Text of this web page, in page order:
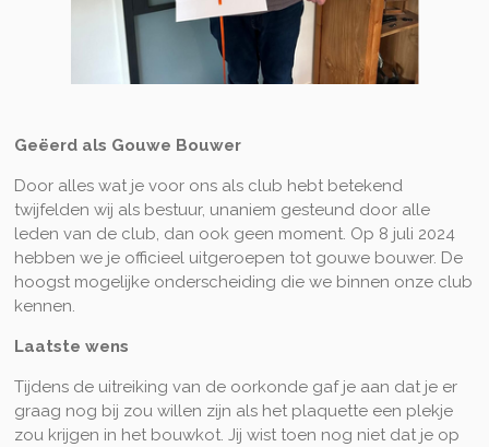
Geëerd als Gouwe Bouwer
Door alles wat je voor ons als club hebt betekend
twijfelden wij als bestuur, unaniem gesteund door alle
leden van de club, dan ook geen moment. Op 8 juli 2024
hebben we je officieel uitgeroepen tot gouwe bouwer. De
hoogst mogelijke onderscheiding die we binnen onze club
kennen.
Laatste wens
Tijdens de uitreiking van de oorkonde gaf je aan dat je er
graag nog bij zou willen zijn als het plaquette een plekje
zou krijgen in het bouwkot. Jij wist toen nog niet dat je op